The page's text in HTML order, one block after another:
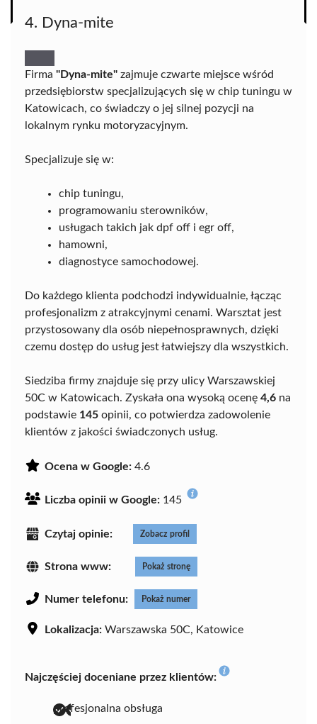
4. Dyna-mite
Firma "Dyna-mite" zajmuje czwarte miejsce wśród
przedsiębiorstw specjalizujących się w chip tuningu w
Katowicach, co świadczy o jej silnej pozycji na
lokalnym rynku motoryzacyjnym.
Specjalizuje się w:
chip tuningu,
programowaniu sterowników,
usługach takich jak dpf off i egr off,
hamowni,
diagnostyce samochodowej.
Do każdego klienta podchodzi indywidualnie, łącząc
profesjonalizm z atrakcyjnymi cenami. Warsztat jest
przystosowany dla osób niepełnosprawnych, dzięki
czemu dostęp do usług jest łatwiejszy dla wszystkich.
Siedziba firmy znajduje się przy ulicy Warszawskiej
50C w Katowicach. Zyskała ona wysoką ocenę 4,6 na
podstawie 145 opinii, co potwierdza zadowolenie
klientów z jakości świadczonych usług.
Ocena w Google: 4.6
Liczba opinii w Google: 145
Czytaj opinie: Zobacz profil
Strona www: Pokaż stronę
Numer telefonu: Pokaż numer
Lokalizacja: Warszawska 50C, Katowice
Najczęściej doceniane przez klientów:
profesjonalna obsługa